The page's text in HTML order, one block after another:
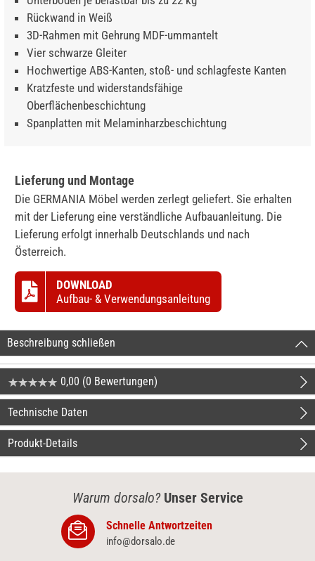
Rückwand in Weiß
3D-Rahmen mit Gehrung MDF-ummantelt
Vier schwarze Gleiter
Hochwertige ABS-Kanten, stoß- und schlagfeste Kanten
Kratzfeste und widerstandsfähige
Oberflächenbeschichtung
Spanplatten mit Melaminharzbeschichtung
Lieferung und Montage
Die GERMANIA Möbel werden zerlegt geliefert. Sie erhalten
mit der Lieferung eine verständliche Aufbauanleitung. Die
Lieferung erfolgt innerhalb Deutschlands und nach
Österreich.
DOWNLOAD
Aufbau- & Verwendungsanleitung
Beschreibung schließen
0,00 (0 Bewertungen)
Technische Daten
Produkt-Details
Warum dorsalo? Unser Service
Schnelle Antwortzeiten
info@dorsalo.de